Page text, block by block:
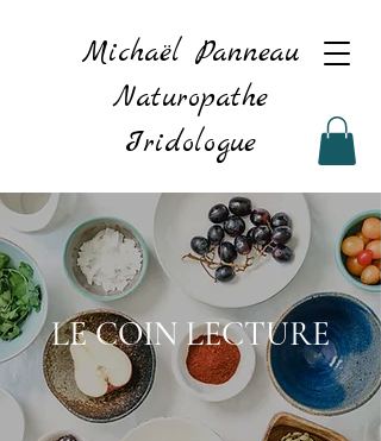
Michaël Panneau
Naturopathe
Iridologue
LE COIN LECTURE